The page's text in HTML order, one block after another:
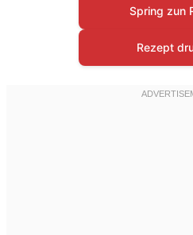
Spring zun
Rezept